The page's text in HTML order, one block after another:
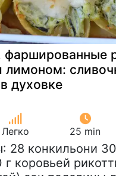
фаршированные
лимоном:
духовке
Легко 25 min
: 28 конкильони
г коровьей